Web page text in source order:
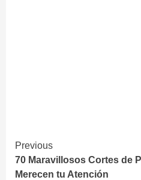
Continue
Reading
Previous
70 Maravillosos Cortes de
Merecen tu Atención